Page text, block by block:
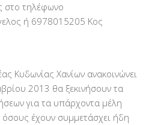
στο τηλέφωνο
ή 6978015205 Κος
Κυδωνίας Χανίων ανακοινώνει
2013 θα ξεκινήσουν τα
για τα υπάρχοντα μέλη
έχουν συμμετάσχει ήδη